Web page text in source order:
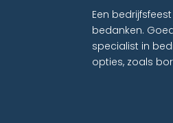
Een
bedanken.
specialist in
opties, zoals